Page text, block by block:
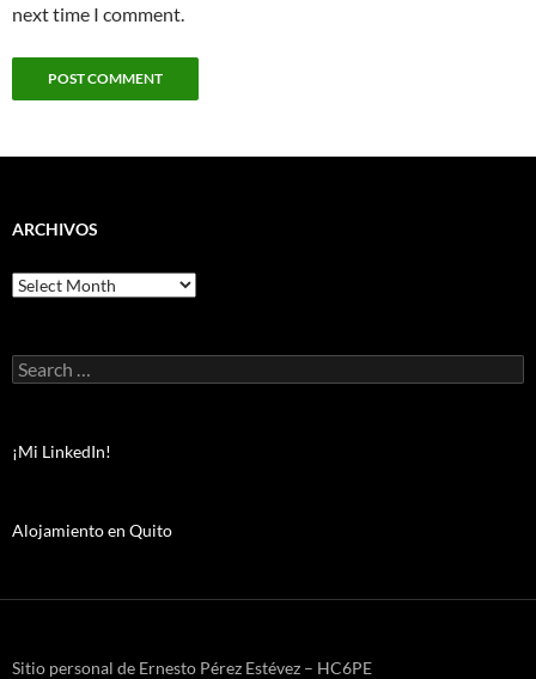
next time I comment.
ARCHIVOS
Archivos
Search
for:
¡Mi LinkedIn!
Alojamiento en Quito
Sitio personal de Ernesto Pérez Estévez – HC6PE